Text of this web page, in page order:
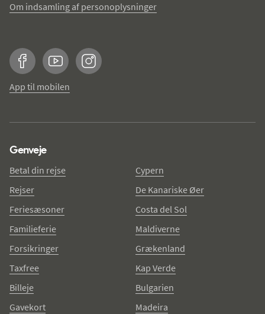
Om indsamling af personoplysninger
FacebookYouTubeInstagram
App til mobilen
Genveje
Betal din rejse
Rejser
Feriesæsoner
Familieferie
Forsikringer
Taxfree
Billeje
Gavekort
Cypern
De Kanariske Øer
Costa del Sol
Maldiverne
Grækenland
Kap Verde
Bulgarien
Madeira